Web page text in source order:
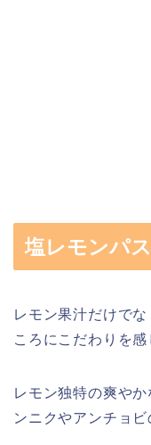
塩レモンパ
レモン果汁だけで
ころにこだわりを
レモン独特の爽や
ンニクやアンチョ